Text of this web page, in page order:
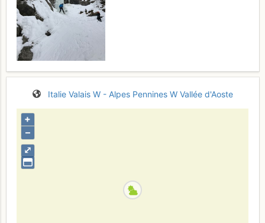
Italie Valais W - Alpes Pennines W Vallée d'Aoste
⤢
+
–